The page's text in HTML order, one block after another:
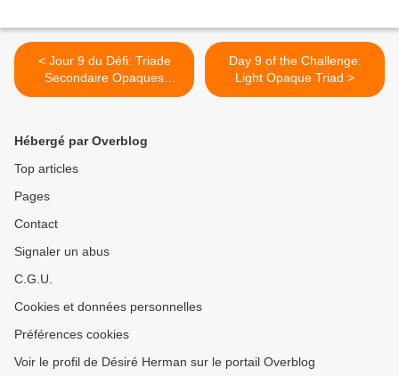
< Jour 9 du Défi: Triade
Secondaire Opaques
Légères
Day 9 of the Challenge:
Light Opaque Triad >
Hébergé par Overblog
Top articles
Pages
Contact
Signaler un abus
C.G.U.
Cookies et données personnelles
Préférences cookies
Voir le profil de Désiré Herman sur le portail Overblog